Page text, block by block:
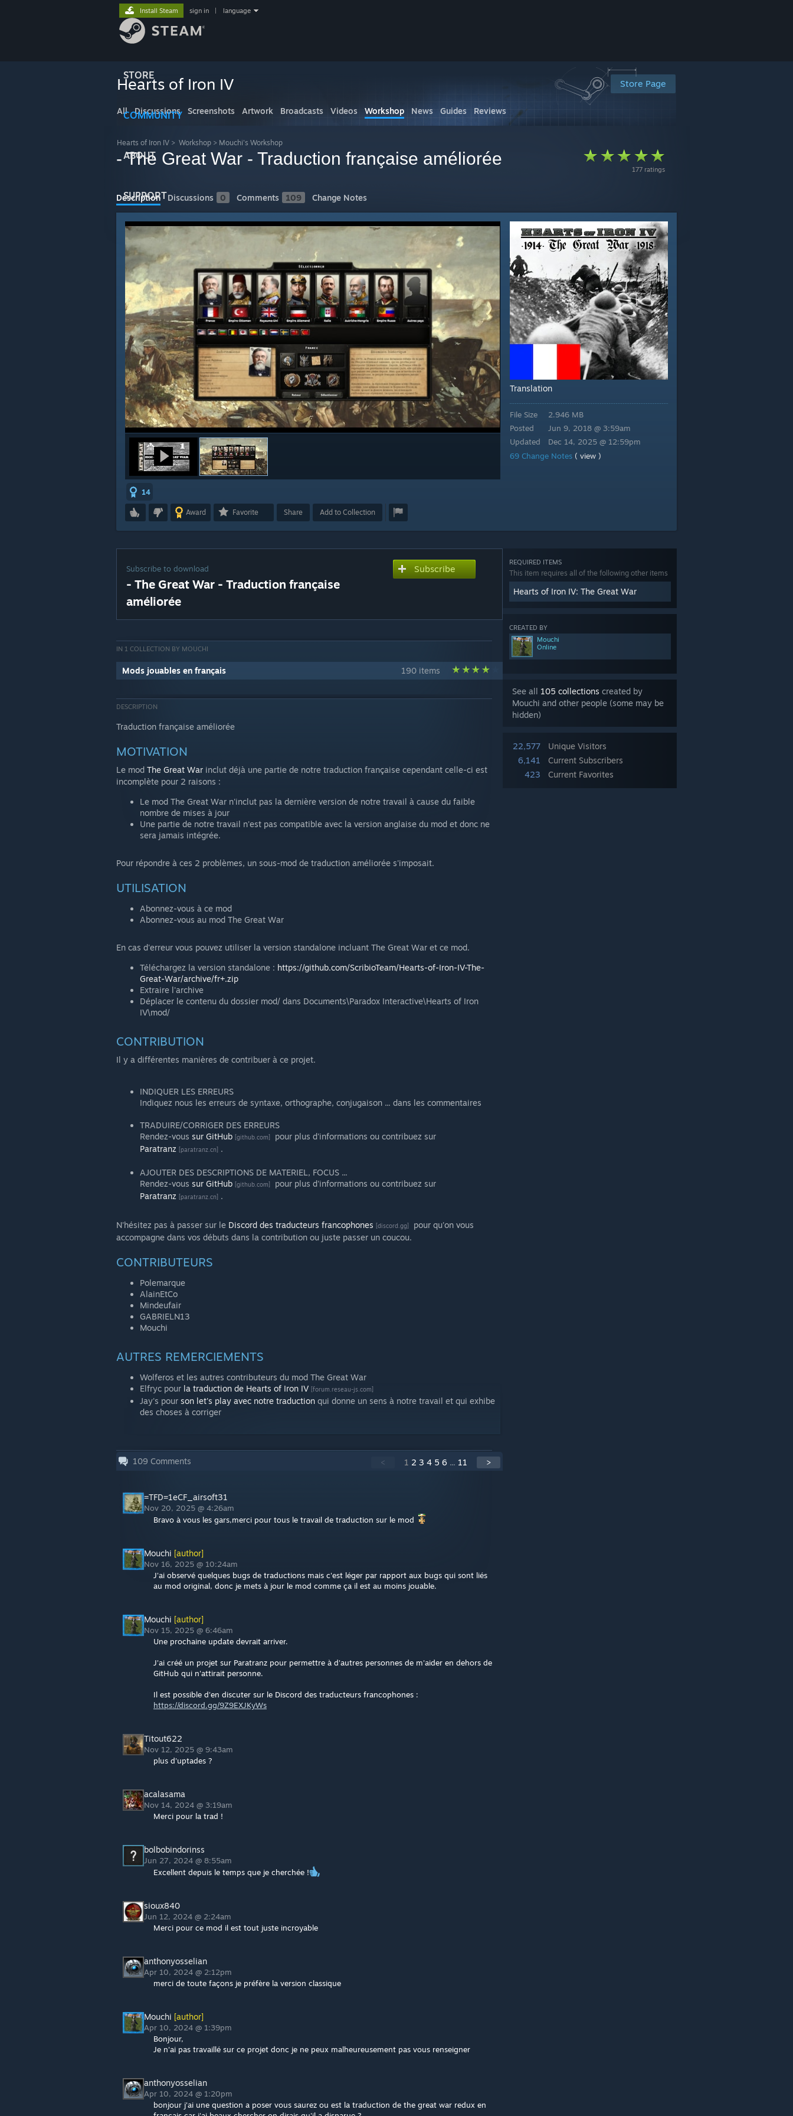
STORE
COMMUNITY
ABOUT
SUPPORT
Install Steam sign in language
Store Page
Hearts of Iron IV
All Discussions Screenshots Artwork Broadcasts Videos Workshop News Guides Reviews
Hearts of Iron IV > Workshop > Mouchi's Workshop
177 ratings
- The Great War - Traduction française améliorée
Description Discussions 0 Comments 109 Change Notes
14
Award Favorite Share Add to Collection
Translation
File Size
Posted
Updated
2.946 MB
Jun 9, 2018 @ 3:59am
Dec 14, 2025 @ 12:59pm
69 Change Notes ( view )
REQUIRED ITEMS
This item requires all of the following other items
Hearts of Iron IV: The Great War
CREATED BY
Mouchi
Online
See all 105 collections created by
Mouchi and other people (some may be
hidden)
22,577
Unique Visitors
6,141
Current Subscribers
423
Current Favorites
Subscribe to download
- The Great War - Traduction française
améliorée
Subscribe
IN 1 COLLECTION BY MOUCHI
Mods jouables en français 190 items
DESCRIPTION
Traduction française améliorée
MOTIVATION
Le mod The Great War inclut déjà une partie de notre traduction française cependant celle-ci est
incomplète pour 2 raisons :
Le mod The Great War n'inclut pas la dernière version de notre travail à cause du faible
nombre de mises à jour
Une partie de notre travail n'est pas compatible avec la version anglaise du mod et donc ne
sera jamais intégrée.
Pour répondre à ces 2 problèmes, un sous-mod de traduction améliorée s'imposait.
UTILISATION
Abonnez-vous à ce mod
Abonnez-vous au mod The Great War
En cas d'erreur vous pouvez utiliser la version standalone incluant The Great War et ce mod.
Téléchargez la version standalone : https://github.com/ScribioTeam/Hearts-of-Iron-IV-The-
Great-War/archive/fr+.zip
Extraire l'archive
Déplacer le contenu du dossier mod/ dans Documents\Paradox Interactive\Hearts of Iron
IV\mod/
CONTRIBUTION
Il y a différentes manières de contribuer à ce projet.
INDIQUER LES ERREURS
Indiquez nous les erreurs de syntaxe, orthographe, conjugaison ... dans les commentaires
TRADUIRE/CORRIGER DES ERREURS
Rendez-vous sur GitHub [github.com]
pour plus d'informations ou contribuez sur
Paratranz [paratranz.cn] .
AJOUTER DES DESCRIPTIONS DE MATERIEL, FOCUS ...
Rendez-vous sur GitHub [github.com]
pour plus d'informations ou contribuez sur
Paratranz [paratranz.cn] .
N'hésitez pas à passer sur le Discord des traducteurs francophones [discord.gg]
pour qu'on vous
accompagne dans vos débuts dans la contribution ou juste passer un coucou.
CONTRIBUTEURS
Polemarque
AlainEtCo
Mindeufair
GABRIELN13
Mouchi
AUTRES REMERCIEMENTS
Wolferos et les autres contributeurs du mod The Great War
Elfryc pour la traduction de Hearts of Iron IV [forum.reseau-js.com]
Jay's pour son let's play avec notre traduction qui donne un sens à notre travail et qui exhibe
des choses à corriger
109 Comments < 1 2 3 4 5 6 ... 11 >
=TFD=1eCF_airsoft31
Nov 20, 2025 @ 4:26am
Bravo à vous les gars,merci pour tous le travail de traduction sur le mod
Mouchi [author]
Nov 16, 2025 @ 10:24am
J'ai observé quelques bugs de traductions mais c'est léger par rapport aux bugs qui sont liés
au mod original, donc je mets à jour le mod comme ça il est au moins jouable.
Mouchi [author]
Nov 15, 2025 @ 6:46am
Une prochaine update devrait arriver.
J'ai créé un projet sur Paratranz pour permettre à d'autres personnes de m'aider en dehors de
GitHub qui n'attirait personne.
Il est possible d'en discuter sur le Discord des traducteurs francophones :
https://discord.gg/9Z9EXJKyWs
Titout622
Nov 12, 2025 @ 9:43am
plus d'uptades ?
acalasama
Nov 14, 2024 @ 3:19am
Merci pour la trad !
bolbobindorinss
Jun 27, 2024 @ 8:55am
Excellent depuis le temps que je cherchée !
sioux840
Jun 12, 2024 @ 2:24am
Merci pour ce mod il est tout juste incroyable
anthonyosselian
Apr 10, 2024 @ 2:12pm
merci de toute façons je préfère la version classique
Mouchi [author]
Apr 10, 2024 @ 1:39pm
Bonjour,
Je n'ai pas travaillé sur ce projet donc je ne peux malheureusement pas vous renseigner
anthonyosselian
Apr 10, 2024 @ 1:20pm
bonjour j'ai une question a poser vous saurez ou est la traduction de the great war redux en